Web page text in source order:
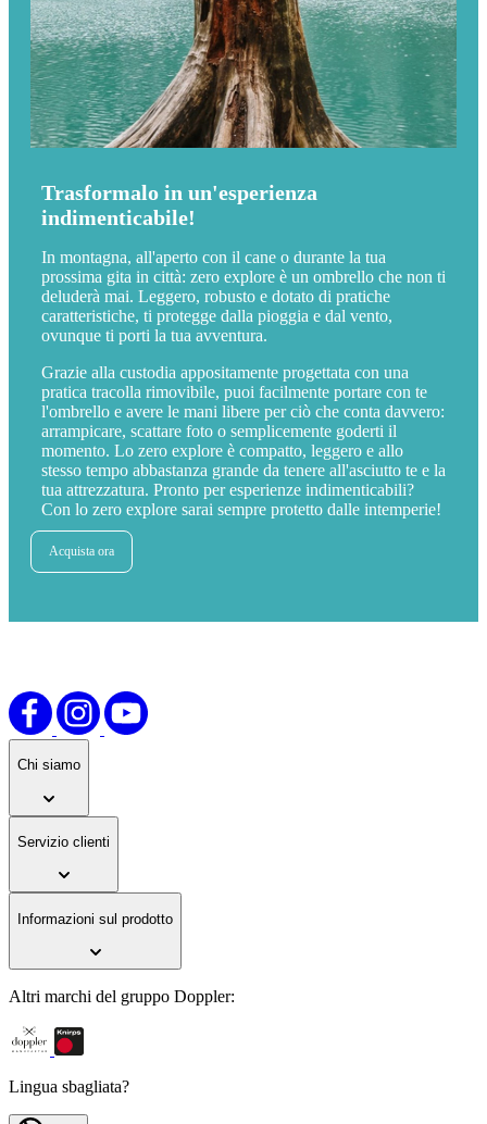
Trasformalo in un'esperienza
indimenticabile!
In montagna, all'aperto con il cane o durante la tua
prossima gita in città: zero explore è un ombrello che non ti
deluderà mai. Leggero, robusto e dotato di pratiche
caratteristiche, ti protegge dalla pioggia e dal vento,
ovunque ti porti la tua avventura.
Grazie alla custodia appositamente progettata con una
pratica tracolla rimovibile, puoi facilmente portare con te
l'ombrello e avere le mani libere per ciò che conta davvero:
arrampicare, scattare foto o semplicemente goderti il
momento. Lo zero explore è compatto, leggero e allo
stesso tempo abbastanza grande da tenere all'asciutto te e la
tua attrezzatura. Pronto per esperienze indimenticabili?
Con lo zero explore sarai sempre protetto dalle intemperie!
Acquista ora
Chi siamo
Servizio clienti
Informazioni sul prodotto
Altri marchi del gruppo Doppler:
Lingua sbagliata?